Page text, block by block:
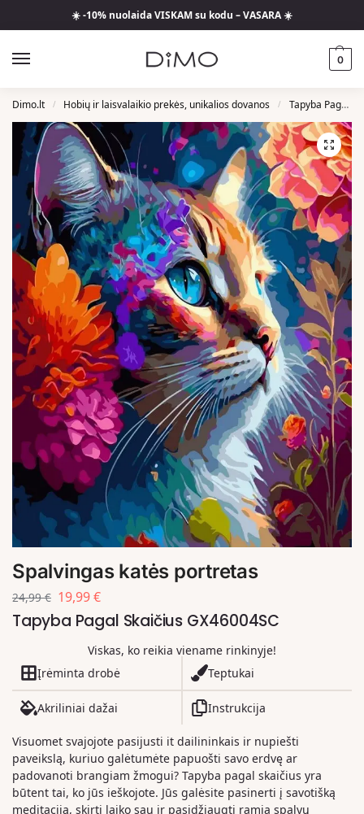
☀️ -10% nuolaida VISKAM su kodu – VASARA ☀️
0
Dimo.lt / Hobių ir laisvalaikio prekės, unikalios dovanos / Tapyba Pagal Skaičius
Spalvingas katės portretas
24,99€ 19,99€
Tapyba Pagal Skaičius GX46004SC
Viskas, ko reikia viename rinkinyje!
Įrėminta drobė
Teptukai
Akriliniai dažai Instrukcija
Visuomet svajojote pasijusti it dailininkais ir nupiešti
paveikslą, kuriuo galėtumėte papuošti savo erdvę ar
padovanoti brangiam žmogui? Tapyba pagal skaičius yra
būtent tai, ko jūs ieškojote. Jūs galėsite pasinerti į savotišką
meditaciją, skirti laiko sau ir pasidžiaugti ramia spalvų